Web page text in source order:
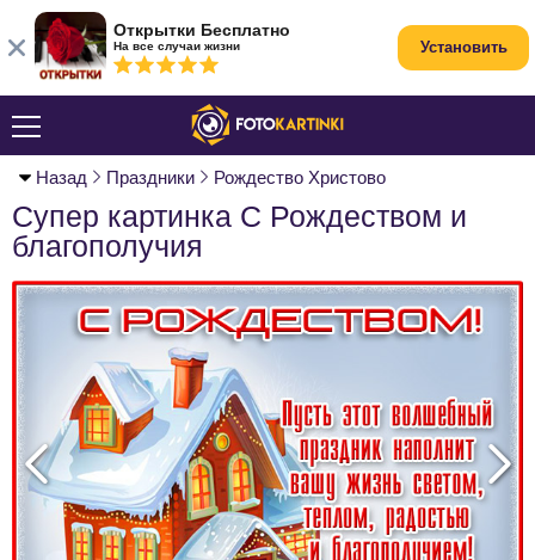
Назад Праздники Рождество Христово
Супер картинка С Рождеством и
благополучия
Открытки Бесплатно
На все случаи жизни Установить